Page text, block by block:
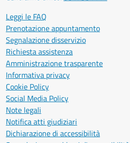
Leggi le FAQ
Prenotazione appuntamento
Segnalazione disservizio
Richiesta assistenza
Amministrazione trasparente
Informativa privacy
Cookie Policy
Social Media Policy
Note legali
Notifica atti giudiziari
Dichiarazione di accessibilità